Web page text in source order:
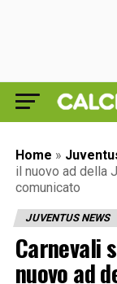
Home »
il nuovo ad della
comunicato
JUVENTUS NEWS
Carnevali
nuovo ad